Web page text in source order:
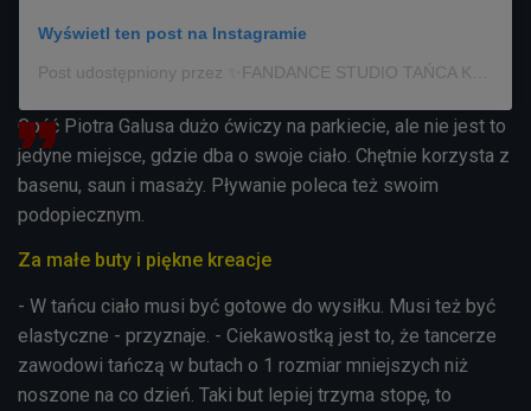
Wyświetl ten post na Instagramie
Gość Piotra Galusa dużo ćwiczy na parkiecie, ale nie jest to
jedyne miejsce, gdzie dba o swoje ciało. Chętnie korzysta z
basenu, saun i masaży. Pływanie poleca też swoim
podopiecznym.
Za małe buty i piękne kreacje
- W tańcu ciało musi być gotowe do wysiłku. Musi też być
elastyczne - przyznaje. - Ciekawostką jest to, że tancerze
zawodowi tańczą w butach o 1 rozmiar mniejszych niż
noszone na co dzień. Taki but lepiej trzyma stopę, to